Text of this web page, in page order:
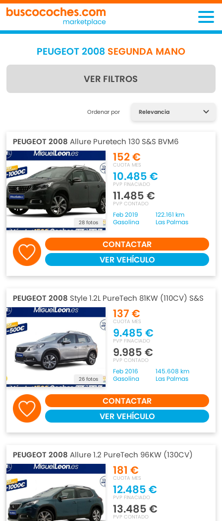
PEUGEOT 2008 SEGUNDA MANO
VER FILTROS
Encuentra lo que estás
Ordenar por
PEUGEOT 2008 Allure Puretech 130 S&S BVM6
28 fotos
152 €
CUOTA MES
10.485 €
PVP FINACIADO
11.485 €
PVP CONTADO
Feb 2019
122.161 km
Gasolina
Las Palmas
CONTACTAR
VER VEHÍCULO
PEUGEOT 2008 Style 1.2L PureTech 81KW (110CV) S&S
26 fotos
137 €
CUOTA MES
9.485 €
PVP FINACIADO
9.985 €
PVP CONTADO
Feb 2016
145.608 km
Gasolina
Las Palmas
CONTACTAR
VER VEHÍCULO
PEUGEOT 2008 Allure 1.2 PureTech 96KW (130CV)
181 €
CUOTA MES
12.485 €
PVP FINACIADO
13.485 €
PVP CONTADO